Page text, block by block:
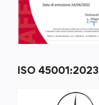
ISO 45001:2023